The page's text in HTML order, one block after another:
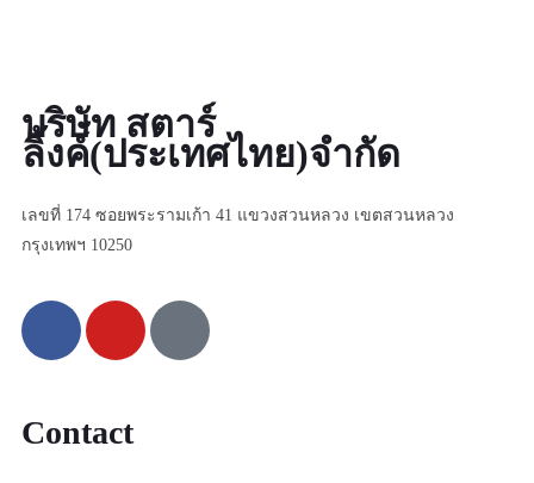
บริษัท สตาร์
ลิ้งค์(ประเทศไทย)จำกัด
เลขที่ 174 ซอยพระรามเก้า 41 แขวงสวนหลวง เขตสวนหลวง
กรุงเทพฯ 10250
Contact